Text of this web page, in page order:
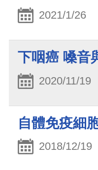
2021/1/26
下咽癌 嗓音
2020/11/19
自體免疫細
2018/12/19